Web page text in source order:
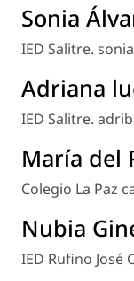
Sonia
IED Salitre.
Adriana
IED Salitre.
María del
Colegio La Paz
Nubia
IED Rufino José